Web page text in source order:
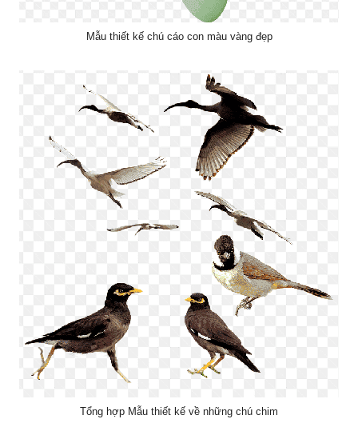
Mẫu thiết kế chú cáo con màu vàng đẹp
Tổng hợp Mẫu thiết kế về những chú chim